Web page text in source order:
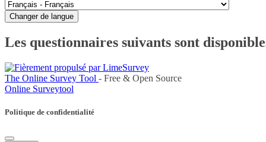
Changer de langue
Les questionnaires suivants sont
The Online Survey Tool - Free & Open Source
Online Surveytool
Politique de confidentialité